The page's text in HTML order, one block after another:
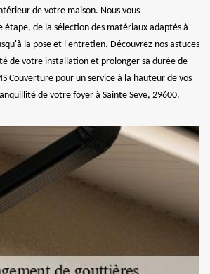
de votre maison. Nous vous
étape, de la sélection des matériaux adaptés à
la pose et l'entretien. Découvrez nos astuces
de votre installation et prolonger sa durée de
Couverture pour un service à la hauteur de vos
de votre foyer à Sainte Seve, 29600.